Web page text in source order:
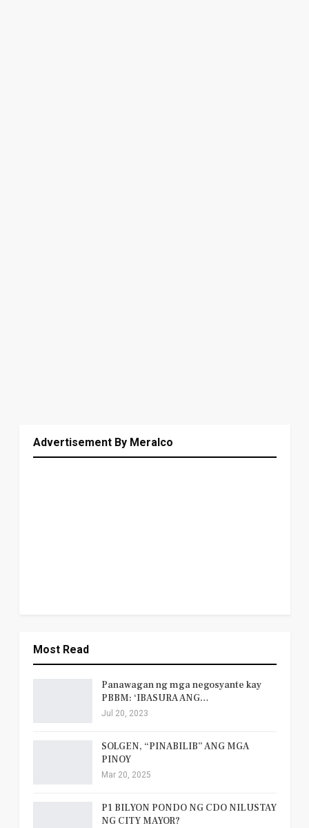
Advertisement By Meralco
Most Read
Panawagan ng mga negosyante kay
PBBM: ‘IBASURA ANG…
Jul 20, 2023
SOLGEN, “PINABILIB” ANG MGA
PINOY
Mar 20, 2025
P1 BILYON PONDO NG CDO NILUSTAY
NG CITY MAYOR?